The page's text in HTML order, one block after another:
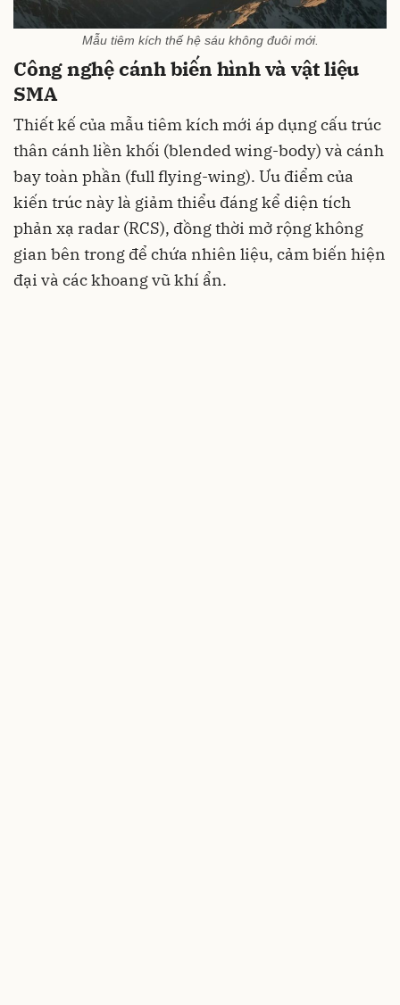
Mẫu tiêm kích thế hệ sáu không đuôi mới.
Công nghệ cánh biến hình và vật liệu
SMA
Thiết kế của mẫu tiêm kích mới áp dụng cấu trúc
thân cánh liền khối (blended wing-body) và cánh
bay toàn phần (full flying-wing). Ưu điểm của
kiến trúc này là giảm thiểu đáng kể diện tích
phản xạ radar (RCS), đồng thời mở rộng không
gian bên trong để chứa nhiên liệu, cảm biến hiện
đại và các khoang vũ khí ẩn.